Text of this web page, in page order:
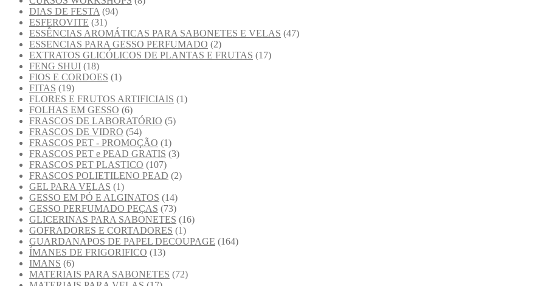
DIAS DE FESTA (94)
ESFEROVITE (31)
ESSÊNCIAS AROMÁTICAS PARA SABONETES E VELAS (47)
ESSENCIAS PARA GESSO PERFUMADO (2)
EXTRATOS GLICÓLICOS DE PLANTAS E FRUTAS (17)
FENG SHUI (18)
FIOS E CORDOES (1)
FITAS (19)
FLORES E FRUTOS ARTIFICIAIS (1)
FOLHAS EM GESSO (6)
FRASCOS DE LABORATÓRIO (5)
FRASCOS DE VIDRO (54)
FRASCOS PET - PROMOÇÃO (1)
FRASCOS PET e PEAD GRATIS (3)
FRASCOS PET PLASTICO (107)
FRASCOS POLIETILENO PEAD (2)
GEL PARA VELAS (1)
GESSO EM PÓ E ALGINATOS (14)
GESSO PERFUMADO PEÇAS (73)
GLICERINAS PARA SABONETES (16)
GOFRADORES E CORTADORES (1)
GUARDANAPOS DE PAPEL DECOUPAGE (164)
ÍMANES DE FRIGORIFICO (13)
IMANS (6)
MATERIAIS PARA SABONETES (72)